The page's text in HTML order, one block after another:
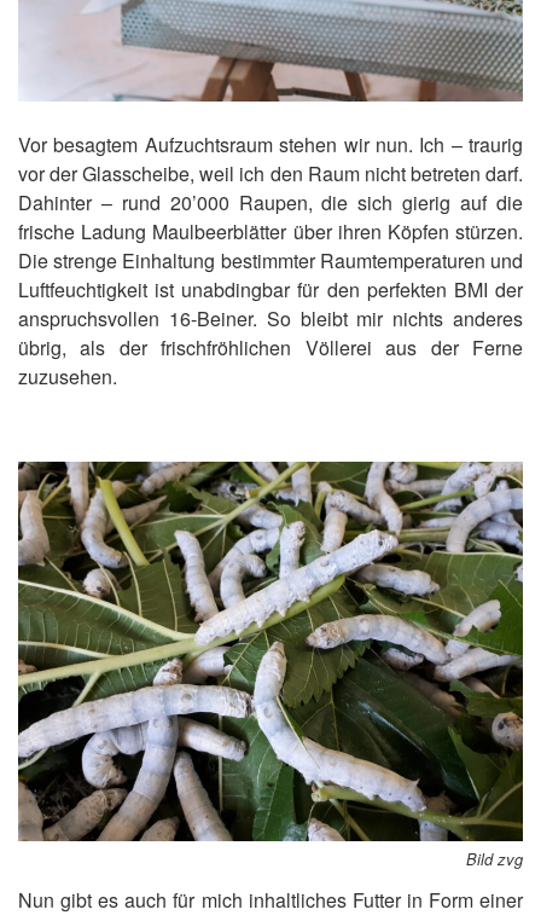
Vor besagtem Aufzuchtsraum stehen wir nun. Ich – traurig
vor der Glasscheibe, weil ich den Raum nicht betreten darf.
Dahinter – rund 20’000 Raupen, die sich gierig auf die
frische Ladung Maulbeerblätter über ihren Köpfen stürzen.
Die strenge Einhaltung bestimmter Raumtemperaturen und
Luftfeuchtigkeit ist unabdingbar für den perfekten BMI der
anspruchsvollen 16-Beiner. So bleibt mir nichts anderes
übrig, als der frischfröhlichen Völlerei aus der Ferne
zuzusehen.
Bild zvg
Nun gibt es auch für mich inhaltliches Futter in Form einer